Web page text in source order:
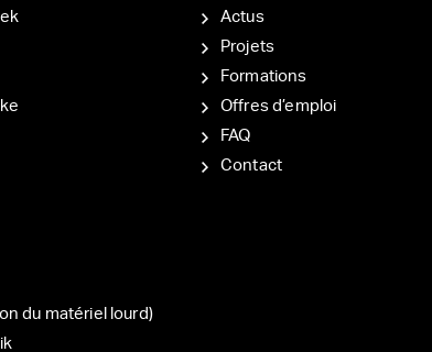
du matériel lourd)
Actus
Projets
Formations
Offres d’emploi
FAQ
Contact